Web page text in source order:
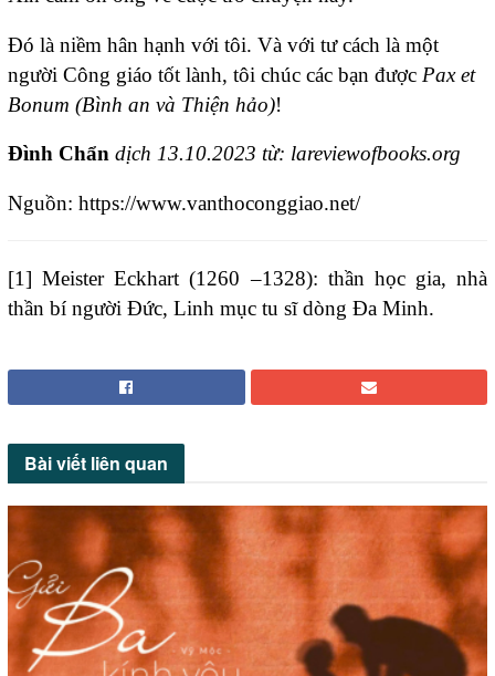
Đó là niềm hân hạnh với tôi. Và với tư cách là một
người Công giáo tốt lành, tôi chúc các bạn được Pax et
Bonum (Bình an và Thiện hảo)!
Đình Chẩn dịch 13.10.2023 từ: lareviewofbooks.org
Nguồn: https://www.vanthoconggiao.net/
[1] Meister Eckhart (1260 –1328): thần học gia, nhà
thần bí người Đức, Linh mục tu sĩ dòng Đa Minh.
Bài viết liên quan